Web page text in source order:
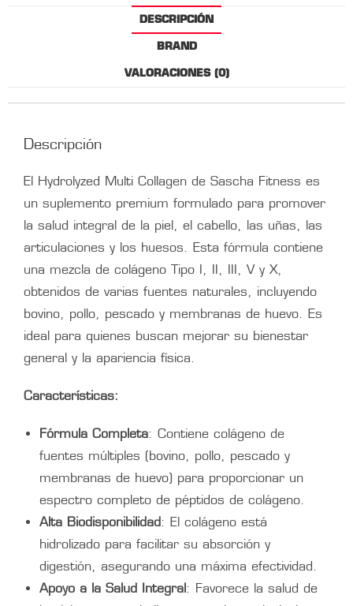
DESCRIPCIÓN
BRAND
VALORACIONES (0)
Descripción
El Hydrolyzed Multi Collagen de Sascha Fitness es
un suplemento premium formulado para promover
la salud integral de la piel, el cabello, las uñas, las
articulaciones y los huesos. Esta fórmula contiene
una mezcla de colágeno Tipo I, II, III, V y X,
obtenidos de varias fuentes naturales, incluyendo
bovino, pollo, pescado y membranas de huevo. Es
ideal para quienes buscan mejorar su bienestar
general y la apariencia física.
Características:
Fórmula Completa: Contiene colágeno de
fuentes múltiples (bovino, pollo, pescado y
membranas de huevo) para proporcionar un
espectro completo de péptidos de colágeno.
Alta Biodisponibilidad: El colágeno está
hidrolizado para facilitar su absorción y
digestión, asegurando una máxima efectividad.
Apoyo a la Salud Integral : Favorece la salud de